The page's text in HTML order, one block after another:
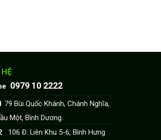
0979 10 2222
79 Bùi Quốc Khánh, Chánh Nghĩa,
Một, Bình Dương.
106 Đ. Liên Khu 5-6, Bình Hưng